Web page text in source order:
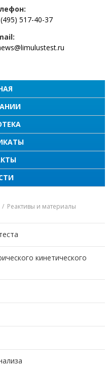
517-40-37
Реактивы и материалы
кинетического